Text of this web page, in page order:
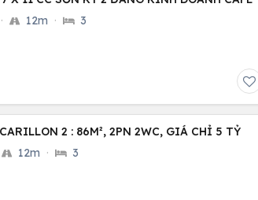
· 12m · 3
HỘ CARILLON 2 : 86M², 2PN 2WC, GIÁ CHỈ 5 TỶ
12m · 3